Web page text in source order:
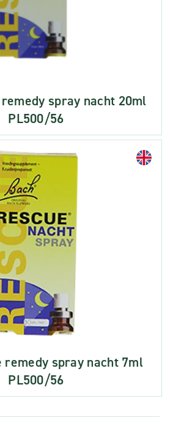
spray nacht 20ml
PL500/56
remedy spray nacht 7ml
PL500/56